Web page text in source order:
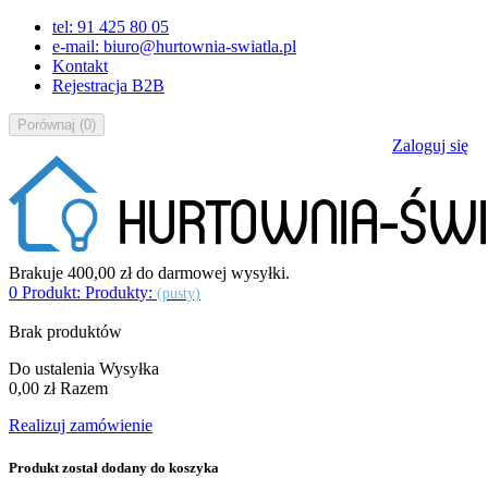
tel: 91 425 80 05
e-mail: biuro@hurtownia-swiatla.pl
Kontakt
Rejestracja B2B
Porównaj (0)
Zaloguj się
Brakuje 400,00 złdo darmowej wysyłki.
0 Produkt: Produkty: (pusty)
Brak produktów
Do ustalenia Wysyłka
0,00 zł Razem
Realizuj zamówienie
Produkt został dodany do koszyka